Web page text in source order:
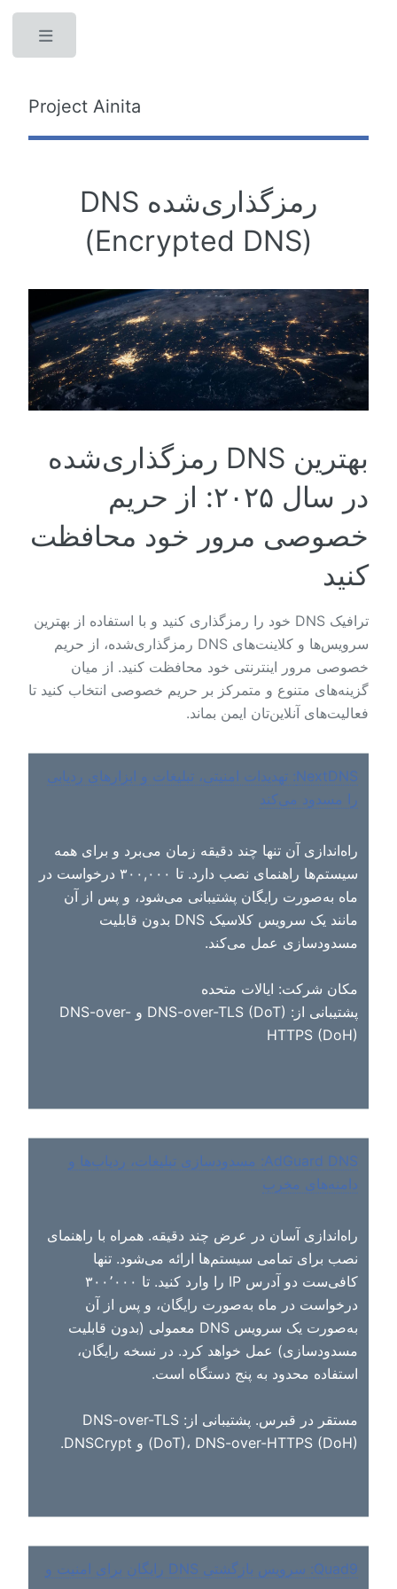
Project Ainita
DNS رمزگذاری‌شده
(Encrypted DNS)
بهترین DNS رمزگذاری‌شده
در سال ۲۰۲۵: از حریم
خصوصی مرور خود محافظت
کنید
ترافیک DNS خود را رمزگذاری کنید و با استفاده از بهترین
سرویس‌ها و کلاینت‌های DNS رمزگذاری‌شده، از حریم
خصوصی مرور اینترنتی خود محافظت کنید. از میان
گزینه‌های متنوع و متمرکز بر حریم خصوصی انتخاب کنید تا
فعالیت‌های آنلاین‌تان ایمن بماند.
NextDNS: تهدیدات امنیتی، تبلیغات و ابزارهای ردیابی
را مسدود می‌کند
راه‌اندازی آن تنها چند دقیقه زمان می‌برد و برای همه
سیستم‌ها راهنمای نصب دارد. تا ۳۰۰,۰۰۰ درخواست در
ماه به‌صورت رایگان پشتیبانی می‌شود، و پس از آن
مانند یک سرویس کلاسیک DNS بدون قابلیت
مسدودسازی عمل می‌کند.
مکان شرکت: ایالات متحده
پشتیبانی از: DNS-over-TLS (DoT) و DNS-over-
HTTPS (DoH)
AdGuard DNS: مسدودسازی تبلیغات، ردیاب‌ها و
دامنه‌های مخرب
راه‌اندازی آسان در عرض چند دقیقه. همراه با راهنمای
نصب برای تمامی سیستم‌ها ارائه می‌شود. تنها
کافی‌ست دو آدرس IP را وارد کنید. تا ۳۰۰٬۰۰۰
درخواست در ماه به‌صورت رایگان، و پس از آن
به‌صورت یک سرویس DNS معمولی (بدون قابلیت
مسدودسازی) عمل خواهد کرد. در نسخه رایگان،
استفاده محدود به پنج دستگاه است.
مستقر در قبرس. پشتیبانی از: DNS-over-TLS
(DoT)، DNS-over-HTTPS (DoH) و DNSCrypt.
Quad9: سرویس بازگشتی DNS رایگان برای امنیت و